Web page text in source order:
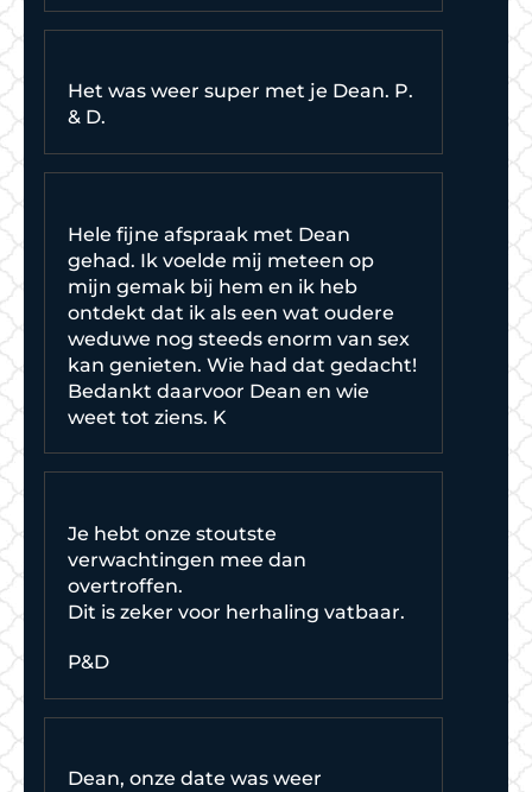
Het was weer super met je Dean. P.
& D.
Hele fijne afspraak met Dean
gehad. Ik voelde mij meteen op
mijn gemak bij hem en ik heb
ontdekt dat ik als een wat oudere
weduwe nog steeds enorm van sex
kan genieten. Wie had dat gedacht!
Bedankt daarvoor Dean en wie
weet tot ziens. K
Je hebt onze stoutste
verwachtingen mee dan
overtroffen.
Dit is zeker voor herhaling vatbaar.
P&D
Dean, onze date was weer